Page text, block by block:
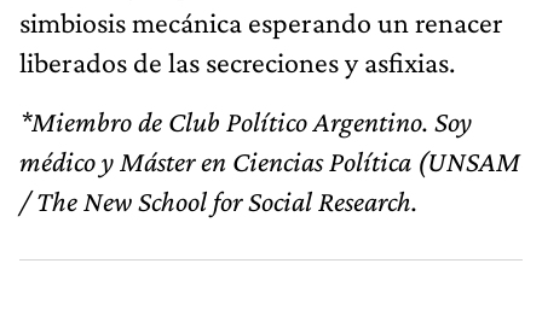
simbiosis mecánica esperando un renacer
liberados de las secreciones y asfixias.
*Miembro de Club Político Argentino. Soy
médico y Máster en Ciencias Política (UNSAM
/ The New School for Social Research.